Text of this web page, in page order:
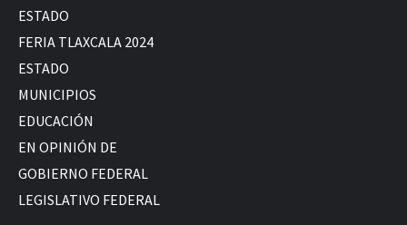
ESTADO
FERIA TLAXCALA 2024
ESTADO
MUNICIPIOS
EDUCACIÓN
EN OPINIÓN DE
GOBIERNO FEDERAL
LEGISLATIVO FEDERAL